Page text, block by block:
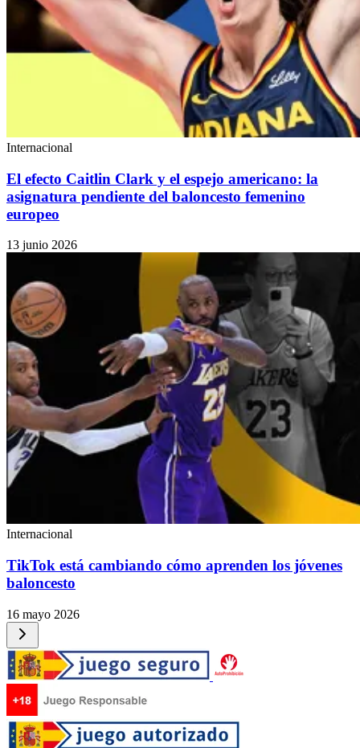
Internacional
El efecto Caitlin Clark y el espejo americano: la
asignatura pendiente del baloncesto femenino
europeo
13 junio 2026
Internacional
TikTok está cambiando cómo aprenden los jóvenes
baloncesto
16 mayo 2026